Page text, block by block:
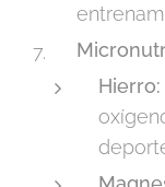
Hierro: